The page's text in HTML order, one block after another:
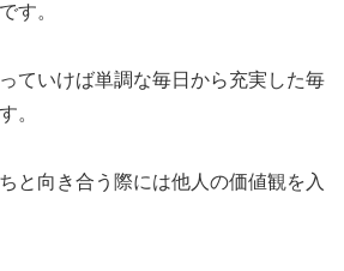
す。
ていけば単調な毎日から充実した毎
。
と向き合う際には他人の価値観を入